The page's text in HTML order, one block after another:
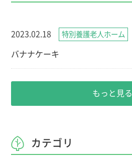
2023.02.18 特別養護老人ホーム
バナナケーキ
もっと見る
カテゴリ